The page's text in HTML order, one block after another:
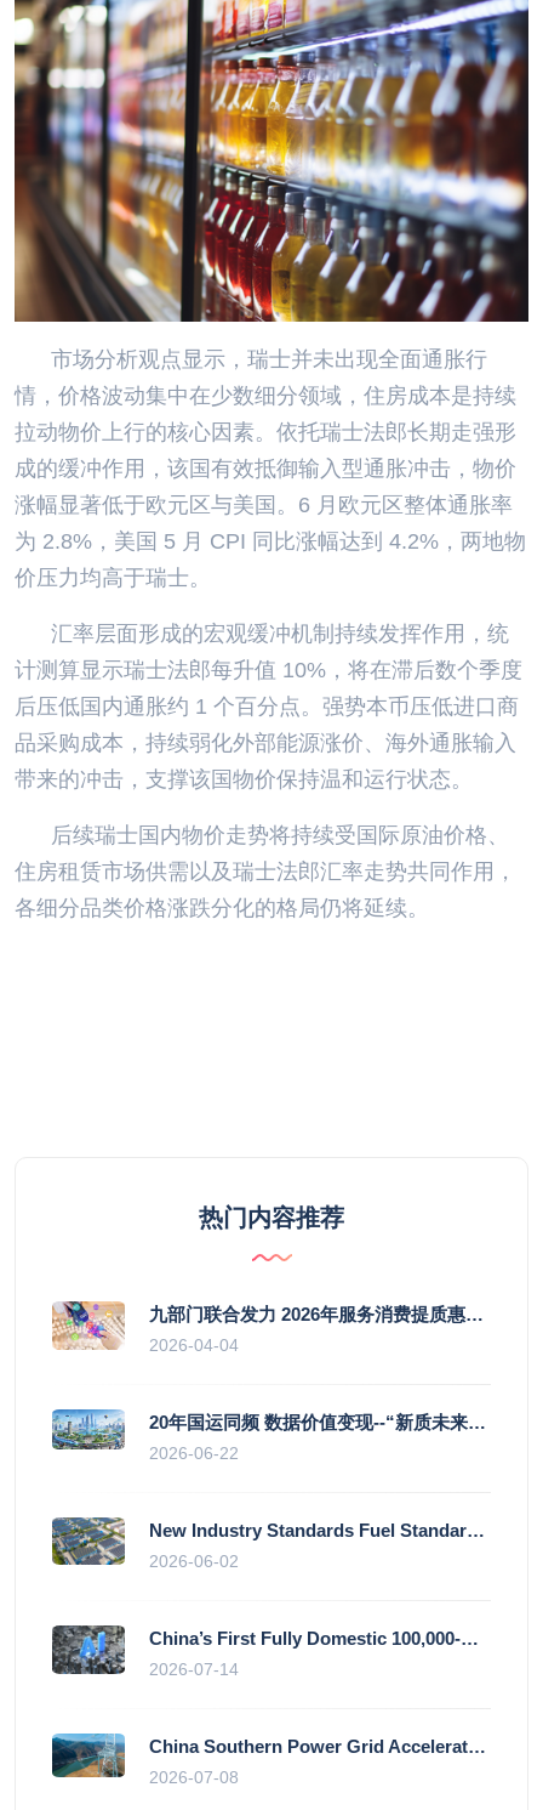
市场分析观点显示，瑞士并未出现全面通胀行
情，价格波动集中在少数细分领域，住房成本是持续
拉动物价上行的核心因素。依托瑞士法郎长期走强形
成的缓冲作用，该国有效抵御输入型通胀冲击，物价
涨幅显著低于欧元区与美国。6 月欧元区整体通胀率
为 2.8%，美国 5 月 CPI 同比涨幅达到 4.2%，两地物
价压力均高于瑞士。
汇率层面形成的宏观缓冲机制持续发挥作用，统
计测算显示瑞士法郎每升值 10%，将在滞后数个季度
后压低国内通胀约 1 个百分点。强势本币压低进口商
品采购成本，持续弱化外部能源涨价、海外通胀输入
带来的冲击，支撑该国物价保持温和运行状态。
后续瑞士国内物价走势将持续受国际原油价格、
住房租赁市场供需以及瑞士法郎汇率走势共同作用，
各细分品类价格涨跌分化的格局仍将延续。
热门内容推荐
九部门联合发力 2026年服务消费提质惠民行动启幕
2026-04-04
20年国运同频 数据价值变现--“新质未来”平台开启产业通证新时代
2026-06-22
New Industry Standards Fuel Standardised and Scaled Growth of China’s Embodied Intelligence Sector
2026-06-02
China’s First Fully Domestic 100,000-Card AI Supercluster Launched in Zhengzhou, Integrated Into National Supercomputing Internet
2026-07-14
China Southern Power Grid Accelerates Grid Works to Secure Summer Power Supply Across Southern Provinces
2026-07-08